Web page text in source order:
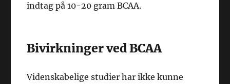
indtag på 10-20 gram BCAA.
Bivirkninger ved BCAA
Videnskabelige studier har ikke kunne